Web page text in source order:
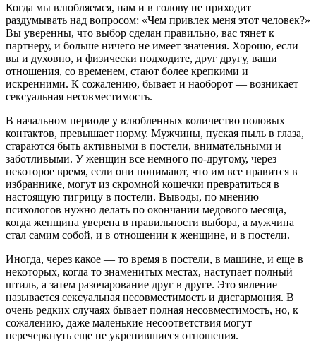
Когда мы влюбляемся, нам и в голову не приходит
раздумывать над вопросом: «Чем привлек меня этот человек?»
Вы уверенны, что выбор сделан правильно, вас тянет к
партнеру, и больше ничего не имеет значения. Хорошо, если
вы и духовно, и физически подходите, друг другу, ваши
отношения, со временем, стают более крепкими и
искренними. К сожалению, бывает и наоборот — возникает
сексуальная несовместимость.
В начальном периоде у влюбленных количество половых
контактов, превышает норму. Мужчины, пуская пыль в глаза,
стараются быть активными в постели, внимательными и
заботливыми. У женщин все немного по-другому, через
некоторое время, если они понимают, что им все нравится в
избраннике, могут из скромной кошечки превратиться в
настоящую тигрицу в постели. Выводы, по мнению
психологов нужно делать по окончании медового месяца,
когда женщина уверена в правильности выбора, а мужчина
стал самим собой, и в отношении к женщине, и в постели.
Иногда, через какое — то время в постели, в машине, и еще в
некоторых, когда то знаменитых местах, наступает полный
штиль, а затем разочарование друг в друге. Это явление
называется сексуальная несовместимость и дисгармония. В
очень редких случаях бывает полная несовместимость, но, к
сожалению, даже маленькие несоответствия могут
перечеркнуть еще не укрепившиеся отношения.